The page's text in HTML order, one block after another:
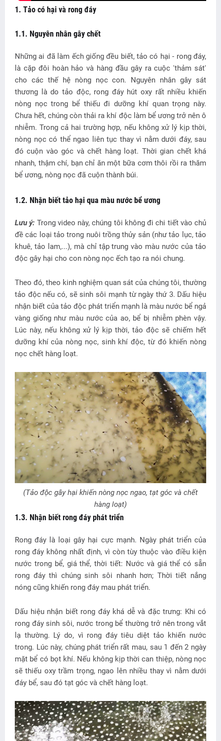
1. Tảo có hại và rong đáy
1.1. Nguyên nhân gây chết
Những ai đã làm ếch giống đều biết, tảo có hại - rong đáy,
là cặp đôi hoàn hảo và hàng đầu gây ra cuộc 'thảm sát'
cho các thế hệ nòng nọc con. Nguyên nhân gây sát
thương là do tảo độc, rong đáy hút oxy rất nhiều khiến
nòng nọc trong bể thiếu đi dưỡng khí quan trọng này.
Chưa hết, chúng còn thải ra khí độc làm bể ương trở nên ô
nhiễm. Trong cả hai trường hợp, nếu không xử lý kịp thời,
nòng nọc có thể ngao liên tục thay vì nằm dưới đáy, sau
đó cuộn vào góc và chết hàng loạt. Thời gian chết khá
nhanh, thậm chí, bạn chỉ ăn một bữa cơm thôi rồi ra thăm
bể ương, nòng nọc đã cuộn thành búi.
1.2. Nhận biết tảo hại qua màu nước bể ương
Lưu ý: Trong video này, chúng tôi không đi chi tiết vào chủ
đề các loại tảo trong nuôi trồng thủy sản (như tảo lục, tảo
khuê, tảo lam,...), mà chỉ tập trung vào màu nước của tảo
độc gây hại cho con nòng nọc ếch tạo ra nói chung.
Theo đó, theo kinh nghiệm quan sát của chúng tôi, thường
tảo độc nếu có, sẽ sinh sôi mạnh từ ngày thứ 3. Dấu hiệu
nhận biết của tảo độc phát triển mạnh là màu nước bể ngả
vàng giống như màu nước của ao, bể bị nhiễm phèn vậy.
Lúc này, nếu không xử lý kịp thời, tảo độc sẽ chiếm hết
dưỡng khí của nòng nọc, sinh khí độc, từ đó khiến nòng
nọc chết hàng loạt.
(Tảo độc gây hại khiến nòng nọc ngao, tạt góc và chết
hàng loạt)
1.3. Nhận biết rong đáy phát triển
Rong đáy là loại gây hại cực mạnh. Ngày phát triển của
rong đáy không nhất định, vì còn tùy thuộc vào điều kiện
nước trong bể, giá thể, thời tiết: Nước và giá thể có sẵn
rong đáy thì chúng sinh sôi nhanh hơn; Thời tiết nắng
nóng cũng khiến rong đáy mau phát triển.
Dấu hiệu nhận biết rong đáy khá dễ và đặc trưng: Khi có
rong đáy sinh sôi, nước trong bể thường trở nên trong vắt
lạ thường. Lý do, vì rong đáy tiêu diệt tảo khiến nước
trong. Lúc này, chúng phát triển rất mau, sau 1 đến 2 ngày
mặt bể có bọt khí. Nếu không kịp thời can thiệp, nòng nọc
sẽ thiếu oxy trầm trọng, ngao lên nhiều thay vì nằm dưới
đáy bể, sau đó tạt góc và chết hàng loạt.